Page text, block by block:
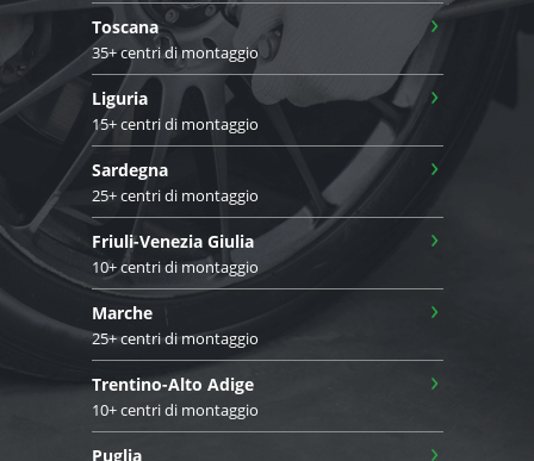
Toscana
35+ centri di montaggio
›
Liguria
15+ centri di montaggio
›
Sardegna
25+ centri di montaggio
›
Friuli-Venezia Giulia
10+ centri di montaggio
›
Marche
25+ centri di montaggio
›
Trentino-Alto Adige
10+ centri di montaggio
›
Puglia ›